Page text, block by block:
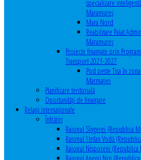
specializare
Maramureș
Mara Nord
Reabilitare Palat
Maramureș
Proiecte finanțate prin
Transport 2021-2027
Pod peste Tisa în
Marmației
Planificare teritorială
Oportunităţi de finanţare
Relaţii internaţionale
Înfrăţiri
Raionul Sîngerei (Republica
Raionul Ștefan Vodă
Raionul Nisporeni (Republica